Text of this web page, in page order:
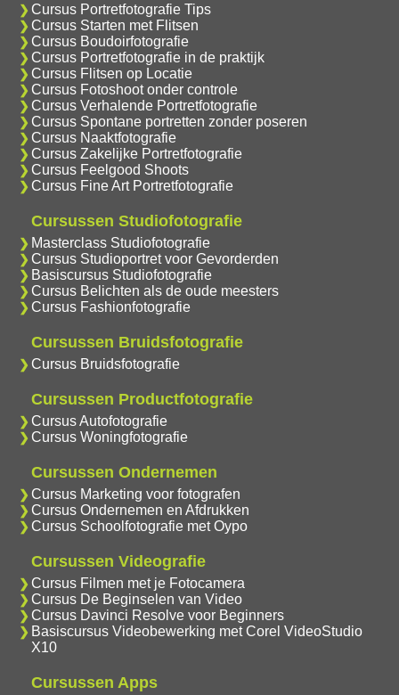
Cursus Portretfotografie Tips
Cursus Starten met Flitsen
Cursus Boudoirfotografie
Cursus Portretfotografie in de praktijk
Cursus Flitsen op Locatie
Cursus Fotoshoot onder controle
Cursus Verhalende Portretfotografie
Cursus Spontane portretten zonder poseren
Cursus Naaktfotografie
Cursus Zakelijke Portretfotografie
Cursus Feelgood Shoots
Cursus Fine Art Portretfotografie
Cursussen Studiofotografie
Masterclass Studiofotografie
Cursus Studioportret voor Gevorderden
Basiscursus Studiofotografie
Cursus Belichten als de oude meesters
Cursus Fashionfotografie
Cursussen Bruidsfotografie
Cursus Bruidsfotografie
Cursussen Productfotografie
Cursus Autofotografie
Cursus Woningfotografie
Cursussen Ondernemen
Cursus Marketing voor fotografen
Cursus Ondernemen en Afdrukken
Cursus Schoolfotografie met Oypo
Cursussen Videografie
Cursus Filmen met je Fotocamera
Cursus De Beginselen van Video
Cursus Davinci Resolve voor Beginners
Basiscursus Videobewerking met Corel VideoStudio
X10
Cursussen Apps